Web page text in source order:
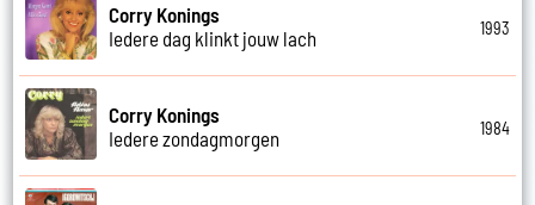
Corry Konings
Iedere dag klinkt jouw lach
1993
Corry Konings
Iedere zondagmorgen
1984